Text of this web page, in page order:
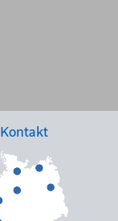
Kontakt